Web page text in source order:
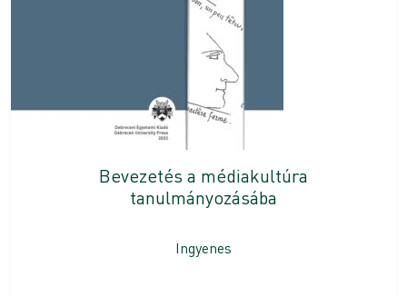
Bevezetés a médiakultúra
tanulmányozásába
Ingyenes